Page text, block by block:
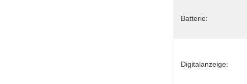
Batterie:
Digitalanzeige: